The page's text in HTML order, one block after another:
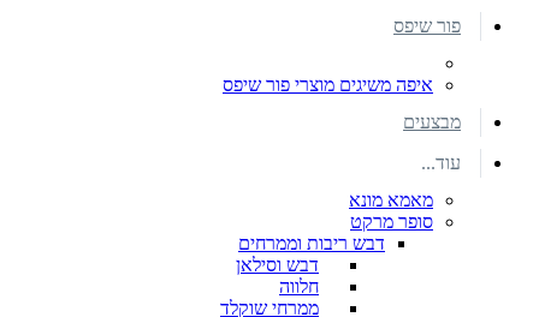
פור שיפס
איפה משיגים מוצרי פור שיפס
מבצעים
עוד...
מאמא מונא
סופר מרקט
דבש ריבות וממרחים
דבש וסילאן
חלווה
ממרחי שוקלד